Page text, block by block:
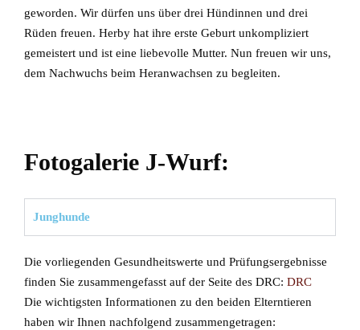
geworden. Wir dürfen uns über drei Hündinnen und drei
Rüden freuen. Herby hat ihre erste Geburt unkompliziert
gemeistert und ist eine liebevolle Mutter. Nun freuen wir uns,
dem Nachwuchs beim Heranwachsen zu begleiten.
Fotogalerie J-Wurf:
Junghunde
Die vorliegenden Gesundheitswerte und Prüfungsergebnisse
finden Sie zusammengefasst auf der Seite des DRC: DRC
Die wichtigsten Informationen zu den beiden Elterntieren
haben wir Ihnen nachfolgend zusammengetragen: